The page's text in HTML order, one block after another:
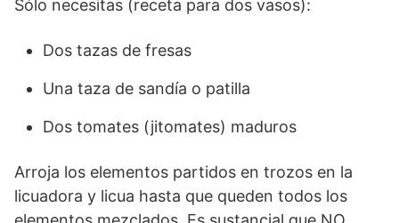
Sólo necesitas (receta para dos vasos):
Dos tazas de fresas
Una taza de sandía o patilla
Dos tomates (jitomates) maduros
Arroja los elementos partidos en trozos en la
licuadora y licua hasta que queden todos los